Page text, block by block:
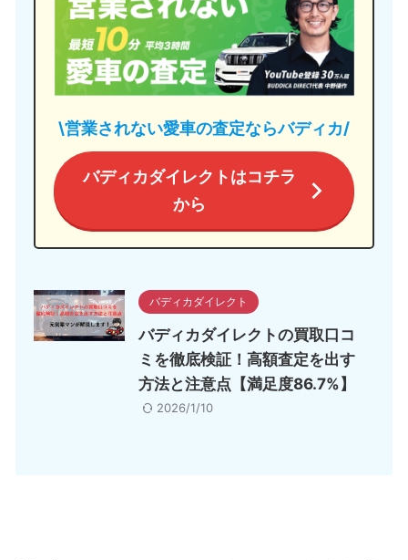
\営業されない愛車の査定ならバディカ/
バディカダイレクトはコチラ
から
バディカダイレクト
バディカダイレクトの買取口コ
ミを徹底検証！高額査定を出す
方法と注意点【満足度86.7%】
2026/1/10